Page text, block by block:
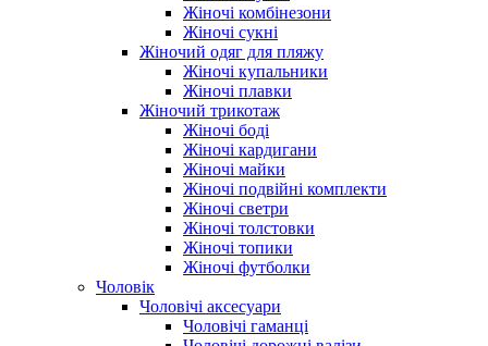
Жіночі комбінезони
Жіночі сукні
Жіночий одяг для пляжу
Жіночі купальники
Жіночі плавки
Жіночий трикотаж
Жіночі боді
Жіночі кардигани
Жіночі майки
Жіночі подвійні комплекти
Жіночі светри
Жіночі толстовки
Жіночі топики
Жіночі футболки
Чоловік
Чоловічі аксесуари
Чоловічі гаманці